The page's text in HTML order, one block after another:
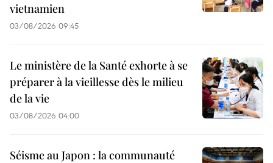
vietnamien
03/08/2026 09:45
Le ministère de la Santé exhorte à se
préparer à la vieillesse dès le milieu
de la vie
03/08/2026 04:00
Séisme au Japon : la communauté